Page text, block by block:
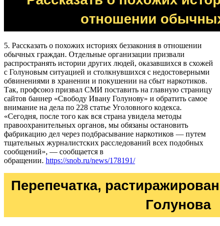
5. Рассказать о похожих историях беззакония в отношении
обычных граждан. Отдельные организации призвали
распространять истории других людей, оказавшихся в схожей
с Голуновым ситуацией и столкнувшихся с недостоверными
обвинениями в хранении и покушении на сбыт наркотиков.
Так, профсоюз призвал СМИ поставить на главную страницу
сайтов баннер «Свободу Ивану Голунову» и обратить самое
внимание на дела по 228 статье Уголовного кодекса.
«Сегодня, после того как вся страна увидела методы
правоохранительных органов, мы обязаны остановить
фабрикацию дел через подбрасывание наркотиков — путем
тщательных журналистских расследований всех подобных
сообщений», — сообщается в
обращении. https://snob.ru/news/178191/